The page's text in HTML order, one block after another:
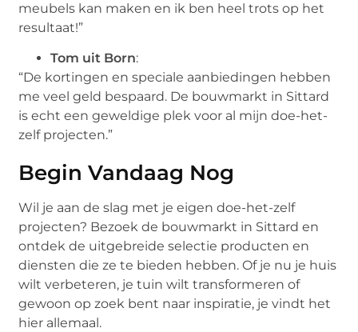
meubels kan maken en ik ben heel trots op het
resultaat!”
Tom uit Born:
“De kortingen en speciale aanbiedingen hebben
me veel geld bespaard. De bouwmarkt in Sittard
is echt een geweldige plek voor al mijn doe-het-
zelf projecten.”
Begin Vandaag Nog
Wil je aan de slag met je eigen doe-het-zelf
projecten? Bezoek de bouwmarkt in Sittard en
ontdek de uitgebreide selectie producten en
diensten die ze te bieden hebben. Of je nu je huis
wilt verbeteren, je tuin wilt transformeren of
gewoon op zoek bent naar inspiratie, je vindt het
hier allemaal.